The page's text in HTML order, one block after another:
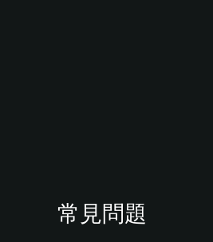
常見問題